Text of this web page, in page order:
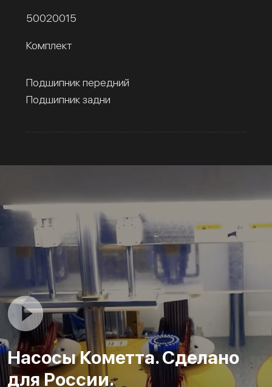
50020015
Комплект
Подшипник передний
Подшипник задни
Насосы Кометта. Сделано
для России.